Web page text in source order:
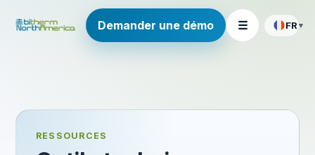
Demander une démo ☰ FR ▾
RESSOURCES